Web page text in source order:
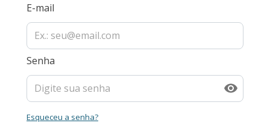
E-mail
Senha
Esqueceu a senha?